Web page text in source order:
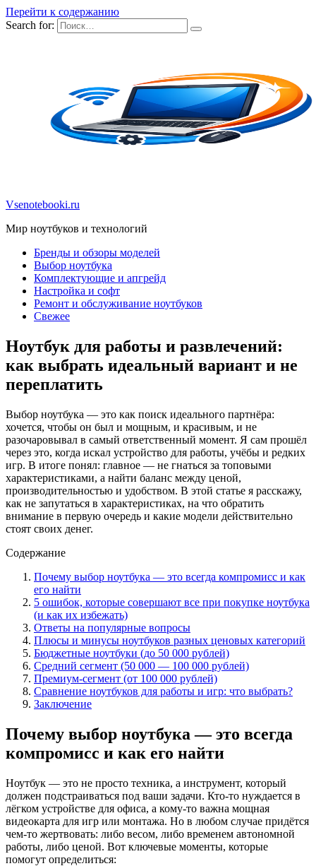
Перейти к содержанию
Search for:
Vsenotebooki.ru
Мир ноутбуков и технологий
Бренды и обзоры моделей
Выбор ноутбука
Комплектующие и апгрейд
Настройка и софт
Ремонт и обслуживание ноутбуков
Свежее
Ноутбук для работы и развлечений:
как выбрать идеальный вариант и не
переплатить
Выбор ноутбука — это как поиск идеального партнёра:
хочется, чтобы он был и мощным, и красивым, и не
разочаровывал в самый ответственный момент. Я сам прошёл
через это, когда искал устройство для работы, учёбы и редких
игр. В итоге понял: главное — не гнаться за топовыми
характеристиками, а найти баланс между ценой,
производительностью и удобством. В этой статье я расскажу,
как не запутаться в характеристиках, на что обратить
внимание в первую очередь и какие модели действительно
стоят своих денег.
Содержание
Почему выбор ноутбука — это всегда компромисс и как
его найти
5 ошибок, которые совершают все при покупке ноутбука
(и как их избежать)
Ответы на популярные вопросы
Плюсы и минусы ноутбуков разных ценовых категорий
Бюджетные ноутбуки (до 50 000 рублей)
Средний сегмент (50 000 — 100 000 рублей)
Премиум-сегмент (от 100 000 рублей)
Сравнение ноутбуков для работы и игр: что выбрать?
Заключение
Почему выбор ноутбука — это всегда
компромисс и как его найти
Ноутбук — это не просто техника, а инструмент, который
должен подстраиваться под ваши задачи. Кто-то нуждается в
лёгком устройстве для офиса, а кому-то важна мощная
видеокарта для игр или монтажа. Но в любом случае придётся
чем-то жертвовать: либо весом, либо временем автономной
работы, либо ценой. Вот ключевые моменты, которые
помогут определиться: